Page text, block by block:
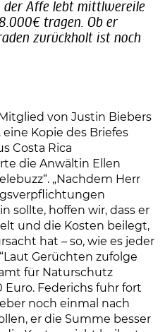
der Affe lebt mittlwereile
tragen. Ob er
zurückholt ist noch
von Justin Biebers
Kopie des Briefes
Costa Rica
die Anwältin Ellen
„Nachdem Herr
sollte, hoffen wir, dass er
und die Kosten beilegt,
hat – so, wie es jeder
Gerüchten zufolge
für Naturschutz
Federichs fuhr fort
noch einmal nach
er die Summe besser